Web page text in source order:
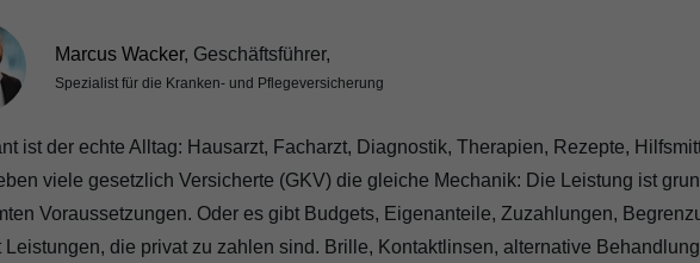
Marcus Wacker, Geschäftsführer,
Spezialist für die Kranken- und Pflegeversicherung
ist der echte Alltag: Hausarzt, Facharzt, Diagnostik, Therapien, Rezepte,
viele gesetzlich Versicherte (GKV) die gleiche Mechanik: Die Leistung ist
Voraussetzungen. Oder es gibt Budgets, Eigenanteile, Zuzahlungen,
Leistungen, die privat zu zahlen sind. Brille, Kontaktlinsen, alternative